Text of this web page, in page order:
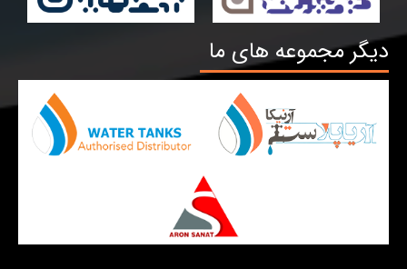
دیگر مجموعه های ما